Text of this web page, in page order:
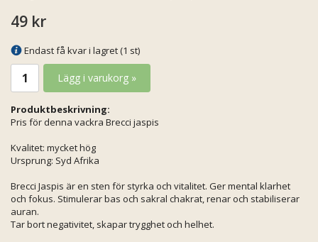
49 kr
Endast få kvar i lagret (1 st)
Lägg i varukorg »
Produktbeskrivning:
Pris för denna vackra Brecci jaspis
Kvalitet: mycket hög
Ursprung: Syd Afrika
Brecci Jaspis är en sten för styrka och vitalitet. Ger mental klarhet
och fokus. Stimulerar bas och sakral chakrat, renar och stabiliserar
auran.
Tar bort negativitet, skapar trygghet och helhet.